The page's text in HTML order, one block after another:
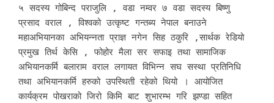
५ सदस्य गोबिन्द पराजुलि , वडा नम्वर ७ वडा सदस्य बिष्णु
प्रसाद वराल , विश्वको उत्कृष्ट गन्तब्य नेपाल बनाउने
महाअभियानका अभियन्नता प्राज्ञ नगेन सिह ठकुरि ,सार्थक रेडियो
प्रमुख तिर्थ केसि , फोहोर मैला सर सफाइ तथा सामाजिक
अभियानकर्मि बलाराम वराल लगायत विभिन्न सघ सस्था प्रतिनिधि
तथा अभियानकर्मि हरुको उपस्थिती रहेको थियो । आयोजित
कार्यक्रम पोखराको जिरो किमि बाट शुभारम्भ गरि झण्डा सहित